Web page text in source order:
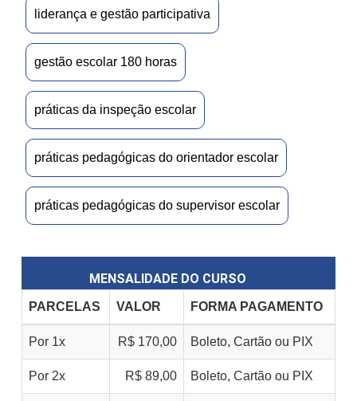
liderança e gestão participativa
gestão escolar 180 horas
práticas da inspeção escolar
práticas pedagógicas do orientador escolar
práticas pedagógicas do supervisor escolar
MENSALIDADE DO CURSO
PARCELAS VALOR FORMA PAGAMENTO
Por 1x R$ 170,00 Boleto, Cartão ou PIX
Por 2x R$ 89,00 Boleto, Cartão ou PIX